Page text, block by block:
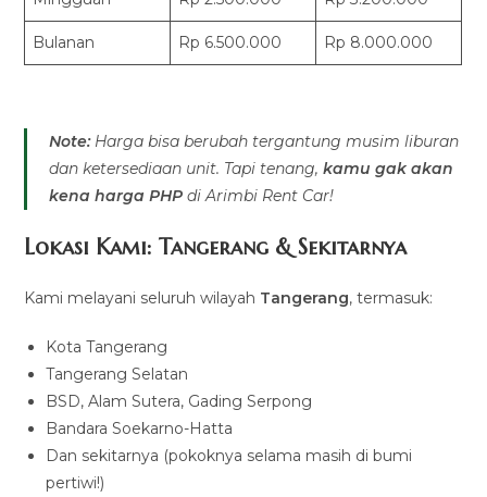
Bulanan Rp 6.500.000 Rp 8.000.000
Note:Harga bisa berubah tergantung musim liburan
dan ketersediaan unit. Tapi tenang,kamu gak akan
kena harga PHP di Arimbi Rent Car!
Lokasi Kami: Tangerang & Sekitarnya
Kami melayani seluruh wilayah Tangerang, termasuk:
Kota Tangerang
Tangerang Selatan
BSD, Alam Sutera, Gading Serpong
Bandara Soekarno-Hatta
Dan sekitarnya (pokoknya selama masih di bumi
pertiwi!)